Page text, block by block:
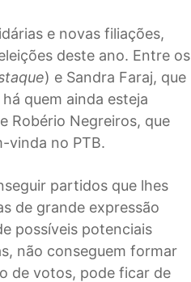
e novas filiações,
deste ano. Entre os
) e Sandra Faraj, que
quem ainda esteja
Robério Negreiros, que
vinda no PTB.
partidos que lhes
de grande expressão
possíveis potenciais
não conseguem formar
de votos, pode ficar de